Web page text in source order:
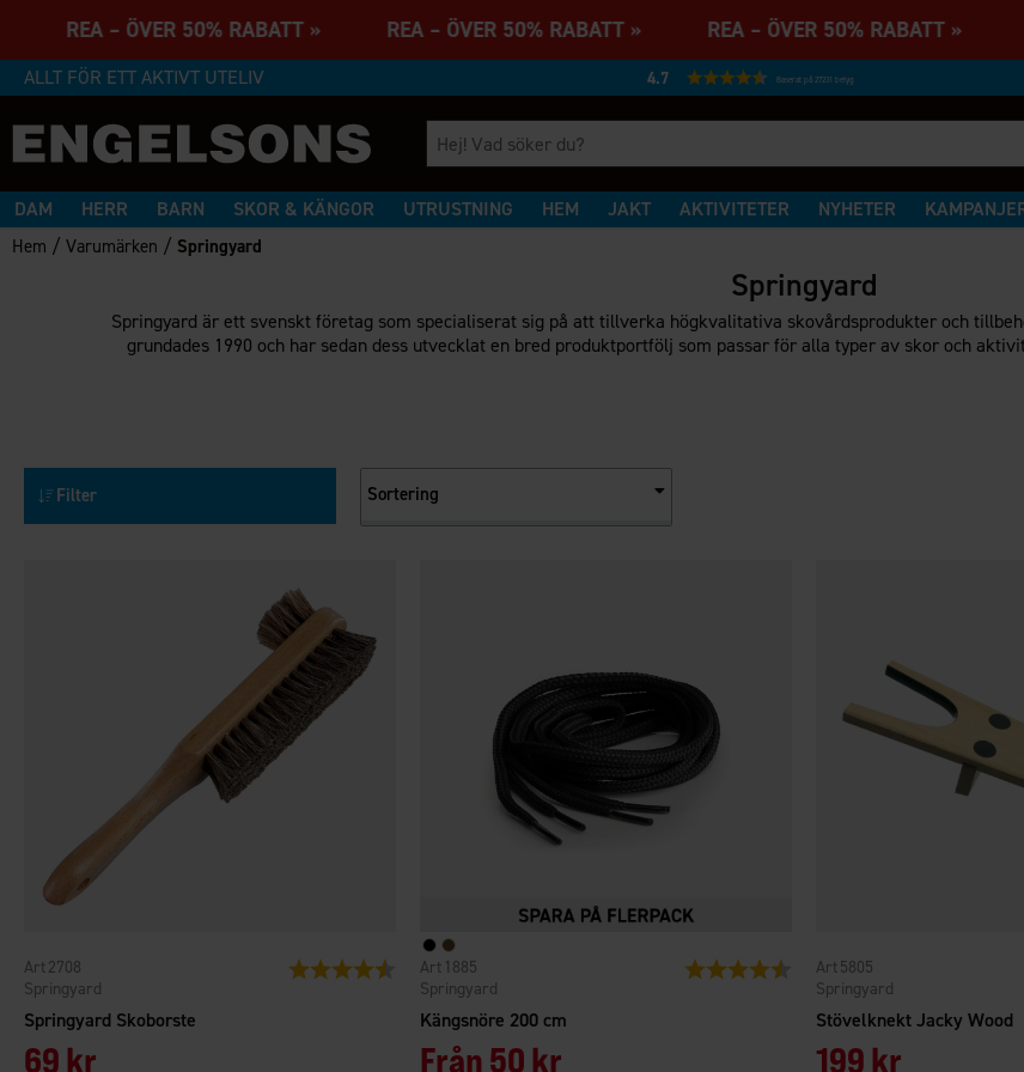
» REA – ÖVER 50% RABATT » REA – ÖVER 50% RABATT » REA – ÖVER 50% RABATT
ALLT FÖR ETT AKTIVT UTELIV 4.7 Baserat på 27231 betyg
DAM HERR BARN SKOR & KÄNGOR UTRUSTNING HEM JAKT AKTIVITETER NYHETER
Hem /Varumärken / Springyard
Springyard
Springyard är ett svenskt företag som specialiserat sig på att tillverka högkvalitativa skovårdsprodukter och
grundades 1990 och har sedan dess utvecklat en bred produktportfölj som passar för alla typer av skor och
Filter Sortering
Springyard Skoborste
Springyard
2708
69 kr
Betyg: 4.4 utav 5 stjärnor
Kängsnöre 200 cm
Springyard
1885
Från50 kr
Betyg: 4.7 utav 5 stjärnor
Stövelknekt Jacky Wood
Springyard
5805
199 kr